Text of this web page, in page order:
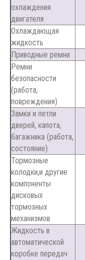
охлаждения
двигателя
Охлаждающая
жидкость
Приводные ремни
Ремни
безопасности
(работа,
повреждения)
Замки и петли
дверей, капота,
багажника (работа,
состояние)
Тормозные
колодки,и другие
компоненты
дисковых
тормозных
механизмов
Жидкость в
автоматической
коробке передач